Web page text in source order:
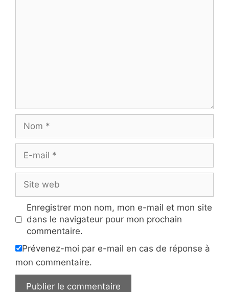
mail
web
Enregistrer mon nom, mon e-mail et mon site
dans le navigateur pour mon prochain
commentaire.
Prévenez-moi par e-mail en cas de réponse à
mon commentaire.